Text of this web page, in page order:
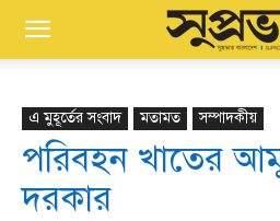
এ মুহূর্তের সংবাদ মতামত সম্পাদকীয়
পরিবহন খাতের
দরকার